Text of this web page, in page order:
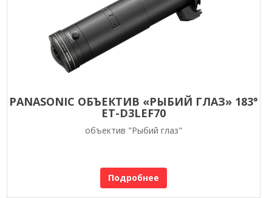
PANASONIC ОБЪЕКТИВ «РЫБИЙ ГЛАЗ» 183°
ET-D3LEF70
объектив "Рыбий глаз"
Подробнее